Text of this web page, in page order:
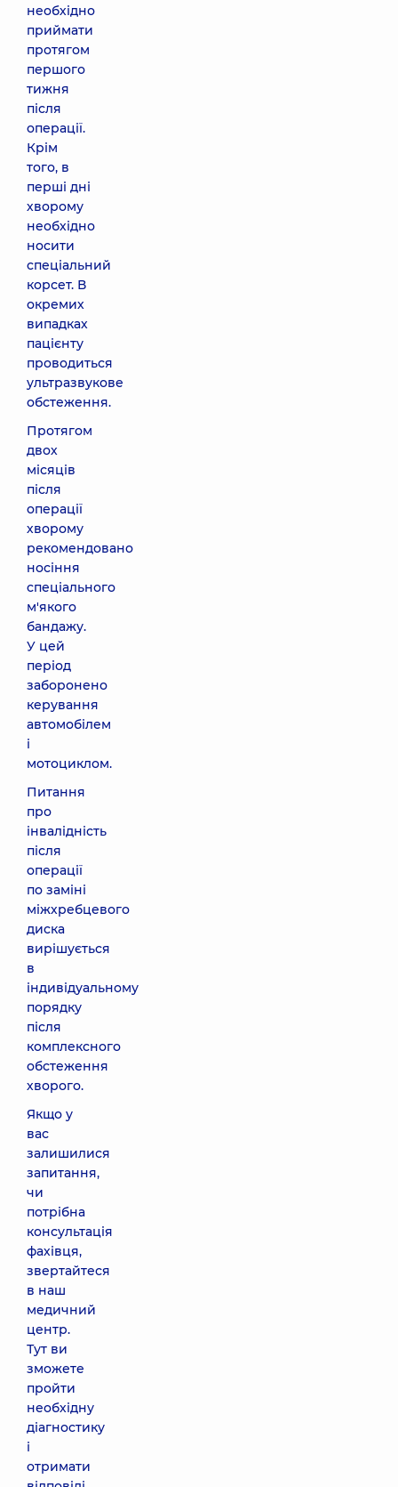
необхідно
приймати
протягом
першого
тижня
після
операції.
Крім
того, в
перші дні
хворому
необхідно
носити
спеціальний
корсет. В
окремих
випадках
пацієнту
проводиться
ультразвукове
обстеження.
Протягом
двох
місяців
після
операції
хворому
рекомендовано
носіння
спеціального
м'якого
бандажу.
У цей
період
заборонено
керування
автомобілем
і
мотоциклом.
Питання
про
інвалідність
після
операції
по заміні
міжхребцевого
диска
вирішується
в
індивідуальному
порядку
після
комплексного
обстеження
хворого.
Якщо у
вас
залишилися
запитання,
чи
потрібна
консультація
фахівця,
звертайтеся
в наш
медичний
центр.
Тут ви
зможете
пройти
необхідну
діагностику
і
отримати